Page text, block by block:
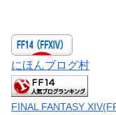
にほんブログ村
FINAL FANTASY